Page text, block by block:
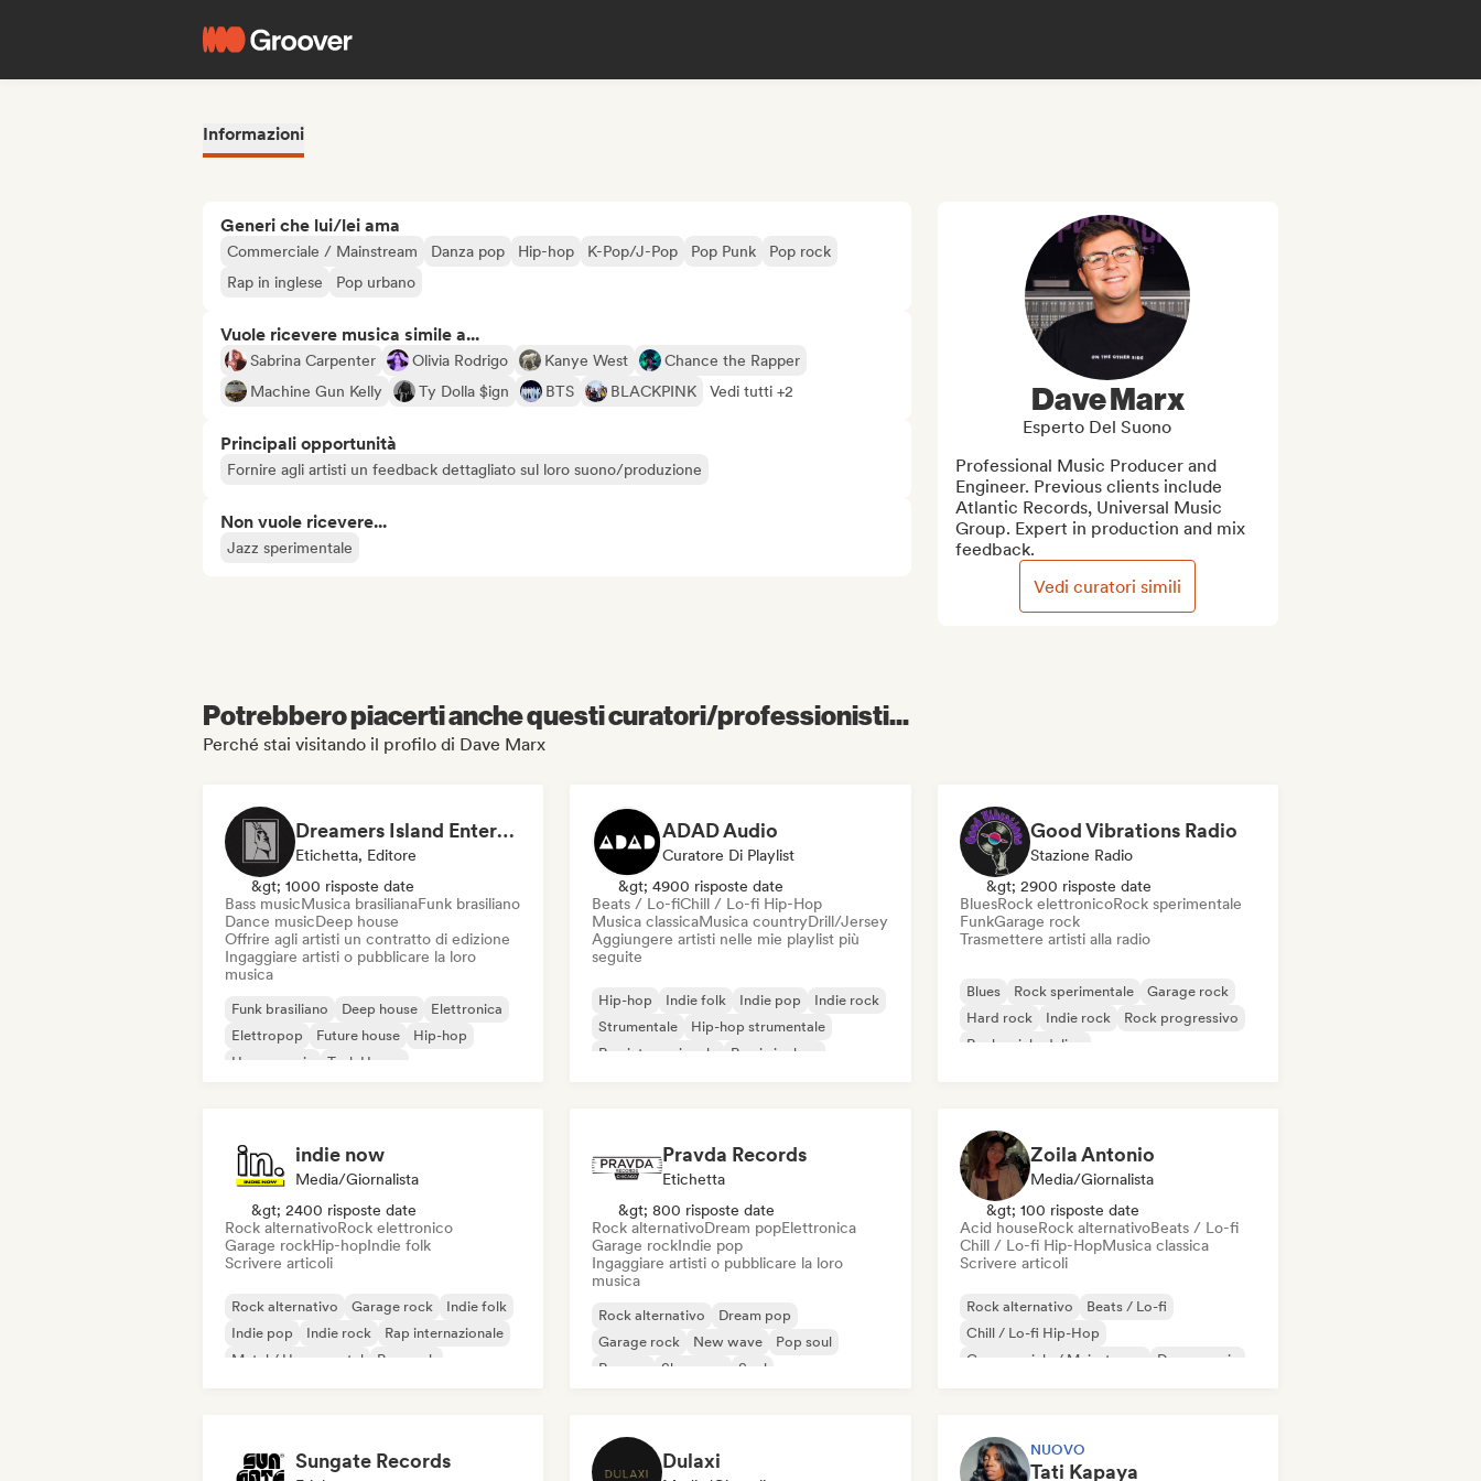
Informazioni
Generi che lui/lei ama
Commerciale / Mainstream Danza pop Hip-hop K-Pop/J-Pop Pop Punk
Pop rock
Rap in inglese
Pop urbano
Vuole ricevere musica simile a...
Sabrina Carpenter Olivia Rodrigo Kanye West
Chance the Rapper
Machine Gun Kelly
Ty Dolla $ign BTS BLACKPINK Vedi tutti +2
Principali opportunità
Fornire agli artisti un feedback dettagliato sul loro suono/produzione
Non vuole ricevere...
Jazz sperimentale
Dave Marx
Esperto Del Suono
Professional Music Producer and
Engineer. Previous clients include
Atlantic Records, Universal Music
Group. Expert in production and mix
feedback.
Vedi curatori simili
Potrebbero piacerti anche questi curatori/professionisti...
Perché stai visitando il profilo di Dave Marx
Dreamers Island Entertainment
Etichetta, Editore
&gt; 1000 risposte date
Bass musicMusica brasilianaFunk brasiliano
Dance musicDeep house
Offrire agli artisti un contratto di edizione
Ingaggiare artisti o pubblicare la loro
musica
Funk brasiliano Deep house
Elettronica
Elettropop
Future house
Hip-hop
House music
Tech House
ADAD Audio
Curatore Di Playlist
&gt; 4900 risposte date
Beats / Lo-fiChill / Lo-fi Hip-Hop
Musica classicaMusica countryDrill/Jersey
Aggiungere artisti nelle mie playlist più
seguite
Hip-hop Indie folk Indie pop
Indie rock
Strumentale
Hip-hop strumentale
Rap internazionale
Rap in inglese
Good Vibrations Radio
Stazione Radio
&gt; 2900 risposte date
BluesRock elettronicoRock sperimentale
FunkGarage rock
Trasmettere artisti alla radio
Blues Rock sperimentale
Garage rock
Hard rock
Indie rock
Rock progressivo
Rock psichedelico
indie now
Media/Giornalista
&gt; 2400 risposte date
Rock alternativoRock elettronico
Garage rockHip-hopIndie folk
Scrivere articoli
Rock alternativo Garage rock
Indie folk
Indie pop
Indie rock
Rap internazionale
Metal / Heavy metal
Pop rock
Pravda Records
Etichetta
&gt; 800 risposte date
Rock alternativoDream popElettronica
Garage rockIndie pop
Ingaggiare artisti o pubblicare la loro
musica
Rock alternativo
Dream pop
Garage rock
New wave
Pop soul
Reggae
Shoegaze Soul
Zoila Antonio
Media/Giornalista
&gt; 100 risposte date
Acid houseRock alternativoBeats / Lo-fi
Chill / Lo-fi Hip-HopMusica classica
Scrivere articoli
Rock alternativo
Beats / Lo-fi
Chill / Lo-fi Hip-Hop
Commerciale / Mainstream
Dance music
Sungate Records Dulaxi NUOVO
Tati Kapaya